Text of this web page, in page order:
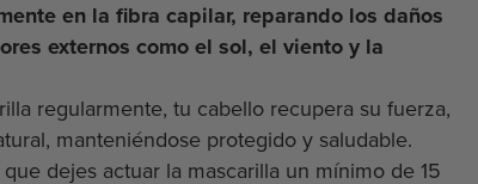
en la fibra capilar, reparando los daños
externos como el sol, el viento y la
regularmente, tu cabello recupera su fuerza,
manteniéndose protegido y saludable.
dejes actuar la mascarilla un mínimo de 15